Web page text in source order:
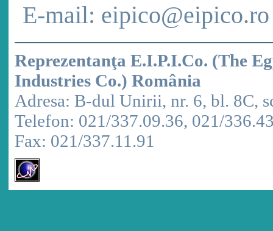
E-mail: eipico@eipico.ro
Reprezentanţa E.I.P.I.Co. (The
Industries Co.) România
Adresa: B-dul Unirii, nr. 6, bl. 8C,
Telefon: 021/337.09.36, 021/
Fax: 021/337.11.91